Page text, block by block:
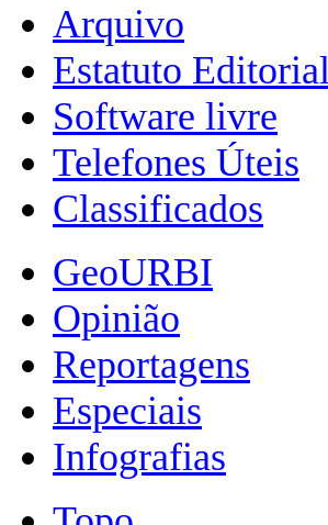
Arquivo
Estatuto Editorial
Software livre
Telefones Úteis
Classificados
GeoURBI
Opinião
Reportagens
Especiais
Infografias